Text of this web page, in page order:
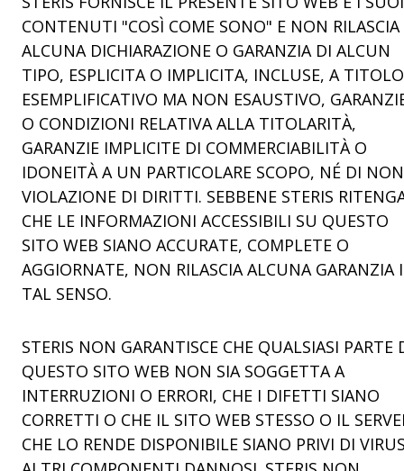
CONTENUTI "COSÌ COME SONO" E NON RILASCIA
ALCUNA DICHIARAZIONE O GARANZIA DI ALCUN
TIPO, ESPLICITA O IMPLICITA, INCLUSE, A TITOLO
ESEMPLIFICATIVO MA NON ESAUSTIVO,
O CONDIZIONI RELATIVA ALLA TITOLARITÀ,
GARANZIE IMPLICITE DI COMMERCIABILITÀ O
IDONEITÀ A UN PARTICOLARE SCOPO, NÉ DI NON
VIOLAZIONE DI DIRITTI. SEBBENE STERIS
CHE LE INFORMAZIONI ACCESSIBILI SU QUESTO
SITO WEB SIANO ACCURATE, COMPLETE O
AGGIORNATE, NON RILASCIA ALCUNA GARANZIA
TAL SENSO.
STERIS NON GARANTISCE CHE QUALSIASI PARTE
QUESTO SITO WEB NON SIA SOGGETTA A
INTERRUZIONI O ERRORI, CHE I DIFETTI SIANO
CORRETTI O CHE IL SITO WEB STESSO O IL
CHE LO RENDE DISPONIBILE SIANO PRIVI DI